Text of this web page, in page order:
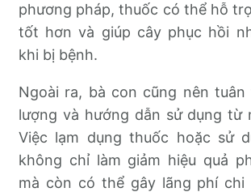
phương pháp, thuốc có thể hỗ
tốt hơn và giúp cây phục hồi
khi bị bệnh.
Ngoài ra, bà con cũng nên tuân
lượng và hướng dẫn sử dụng từ
Việc lạm dụng thuốc hoặc sử
không chỉ làm giảm hiệu quả
mà còn có thể gây lãng phí chi